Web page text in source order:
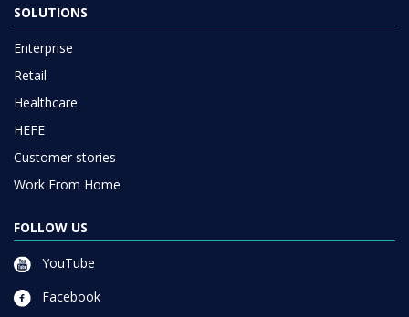
SOLUTIONS
Enterprise
Retail
Healthcare
HEFE
Customer stories
Work From Home
FOLLOW US
YouTube
Facebook